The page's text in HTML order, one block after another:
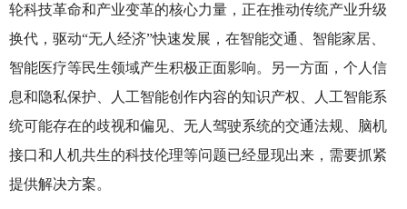
轮科技革命和产业变革的核心力量，正在推动传统产业升级
换代，驱动“无人经济”快速发展，在智能交通、智能家居、
智能医疗等民生领域产生积极正面影响。另一方面，个人信
息和隐私保护、人工智能创作内容的知识产权、人工智能系
统可能存在的歧视和偏见、无人驾驶系统的交通法规、脑机
接口和人机共生的科技伦理等问题已经显现出来，需要抓紧
提供解决方案。